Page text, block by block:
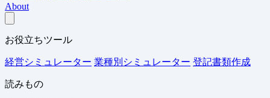
About
お役立ちツール
経営シミュレーター 業種別シミュレーター 登記書類作成
読みもの